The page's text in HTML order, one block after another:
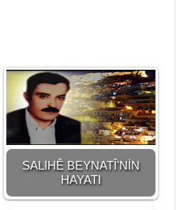
SALIHÊ BEYNATÎ'NİN
HAYATI